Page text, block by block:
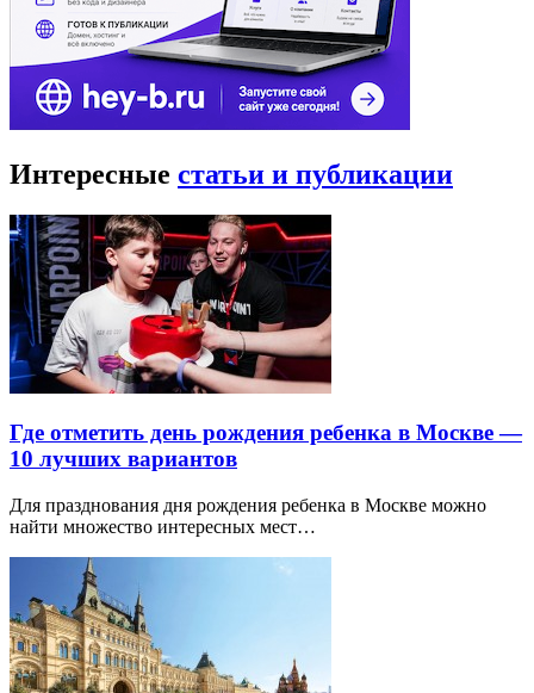
Интересные статьи и публикации
Где отметить день рождения ребенка в Москве —
10 лучших вариантов
Для празднования дня рождения ребенка в Москве можно
найти множество интересных мест…